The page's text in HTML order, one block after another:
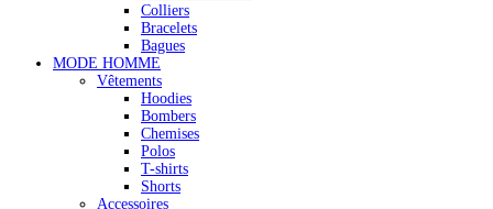
Colliers
Bracelets
Bagues
MODE HOMME
Vêtements
Hoodies
Bombers
Chemises
Polos
T-shirts
Shorts
Accessoires